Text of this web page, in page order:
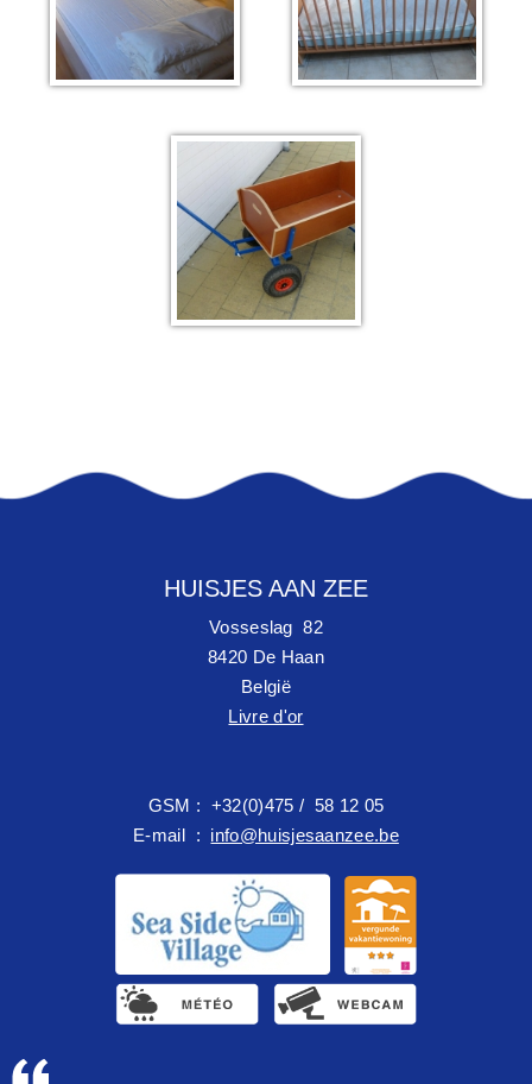
HUISJES AAN ZEE
Vosseslag 82
8420 De Haan
België
Livre d'or
GSM : +32(0)475 / 58 12 05
E-mail : info@huisjesaanzee.be